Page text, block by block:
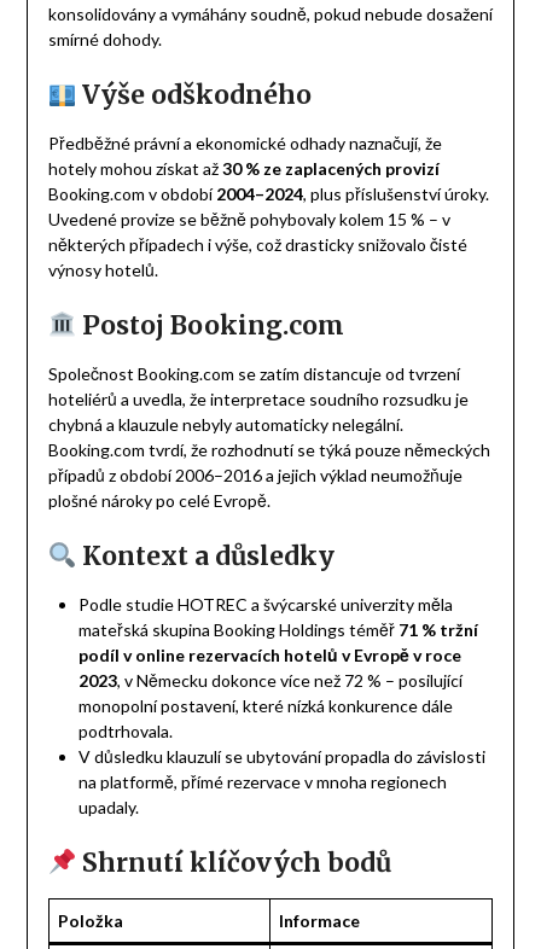
konsolidovány a vymáhány soudně, pokud nebude dosažení
smírné dohody.
Výše odškodného
Předběžné právní a ekonomické odhady naznačují, že
hotely mohou získat až30 % ze zaplacených provizí
Booking.com v období2004–2024, plus příslušenství úroky.
Uvedené provize se běžně pohybovaly kolem 15 % – v
některých případech i výše, což drasticky snižovalo čisté
výnosy hotelů.
Postoj Booking.com
Společnost Booking.com se zatím distancuje od tvrzení
hoteliérů a uvedla, že interpretace soudního rozsudku je
chybná a klauzule nebyly automaticky nelegální.
Booking.com tvrdí, že rozhodnutí se týká pouze německých
případů z období 2006–2016 a jejich výklad neumožňuje
plošné nároky po celé Evropě.
Kontext a důsledky
Podle studie HOTREC a švýcarské univerzity měla
mateřská skupina Booking Holdings téměř 71 % tržní
podíl v online rezervacích hotelů v Evropě v roce
2023, v Německu dokonce více než 72 % – posilující
monopolní postavení, které nízká konkurence dále
podtrhovala.
V důsledku klauzulí se ubytování propadla do závislosti
na platformě, přímé rezervace v mnoha regionech
upadaly.
Shrnutí klíčových bodů
Položka Informace